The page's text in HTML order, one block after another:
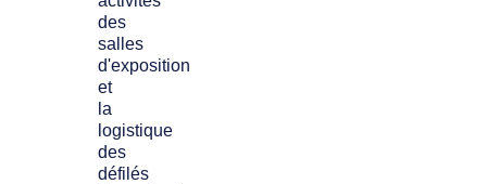
des
salles
d'exposition
et
la
logistique
des
défilés